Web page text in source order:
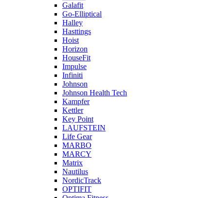
Galafit
Go-Elliptical
Halley
Hasttings
Hoist
Horizon
HouseFit
Impulse
Infiniti
Johnson
Johnson Health Tech
Kampfer
Kettler
Key Point
LAUFSTEIN
Life Gear
MARBO
MARCY
Matrix
Nautilus
NordicTrack
OPTIFIT